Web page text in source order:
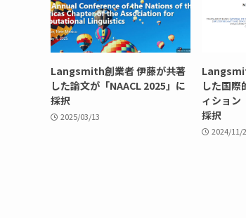
Langsmith創業者 伊藤が共著
した論文が「NAACL 2025」に
採択
2025/03/13
した国際
ィション
採択
2024/11/